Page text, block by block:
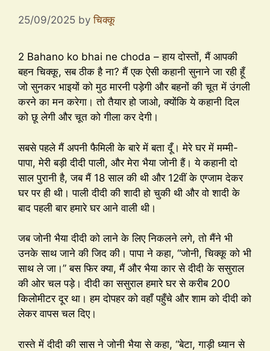
25/09/2025 byचिक्कू
2 Bahano ko bhai ne choda – हाय दोस्तों, मैं आपकी
बहन चिक्कू, सब ठीक है ना? मैं एक ऐसी कहानी सुनाने जा रही हूँ
जो सुनकर भाइयों को मुठ मारनी पड़ेगी और बहनों की चूत में उंगली
करने का मन करेगा। तो तैयार हो जाओ, क्योंकि ये कहानी दिल
को छू लेगी और चूत को गीला कर देगी।
सबसे पहले मैं अपनी फैमिली के बारे में बता दूँ। मेरे घर में मम्मी-
पापा, मेरी बड़ी दीदी पाली, और मेरा भैया जोनी हैं। ये कहानी दो
साल पुरानी है, जब मैं 18 साल की थी और 12वीं के एग्जाम देकर
घर पर ही थी। पाली दीदी की शादी हो चुकी थी और वो शादी के
बाद पहली बार हमारे घर आने वाली थी।
जब जोनी भैया दीदी को लाने के लिए निकलने लगे, तो मैंने भी
उनके साथ जाने की जिद की। पापा ने कहा, “जोनी, चिक्कू को भी
साथ ले जा।” बस फिर क्या, मैं और भैया कार से दीदी के ससुराल
की ओर चल पड़े। दीदी का ससुराल हमारे घर से करीब 200
किलोमीटर दूर था। हम दोपहर को वहाँ पहुँचे और शाम को दीदी को
लेकर वापस चल दिए।
रास्ते में दीदी की सास ने जोनी भैया से कहा, “बेटा, गाड़ी ध्यान से